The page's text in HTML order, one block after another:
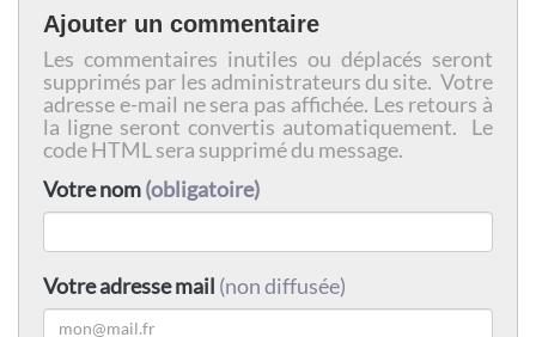
Ajouter un commentaire
Les commentaires inutiles ou déplacés seront
supprimés par les administrateurs du site. Votre
adresse e-mail ne sera pas affichée. Les retours à
la ligne seront convertis automatiquement. Le
code HTML sera supprimé du message.
Votre nom(obligatoire)
Votre adresse mail (non diffusée)